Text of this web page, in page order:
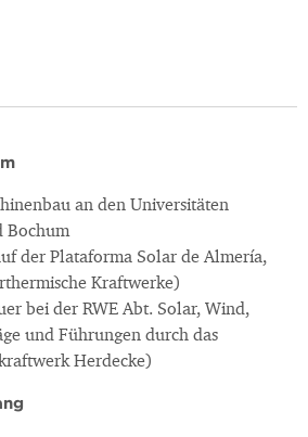
an den Universitäten
Bochum
der Plataforma Solar de Almería,
Kraftwerke)
bei der RWE Abt. Solar, Wind,
und Führungen durch das
Herdecke)